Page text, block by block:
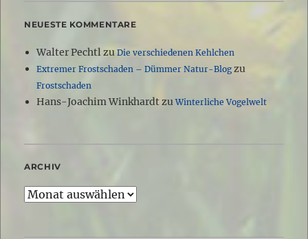
NEUESTE KOMMENTARE
Walter Pechtlzu Die verschiedenen Kehlchen
Extremer Frostschaden – Dümmer Natur-Blogzu
Frostschaden
Hans-Joachim WinkhardtzuWinterliche Vogelwelt
ARCHIV
Archiv